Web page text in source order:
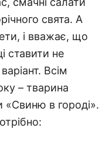
свята. А
і вважає, що
ставити не
Всім
– тварина
«Свиню в городі».